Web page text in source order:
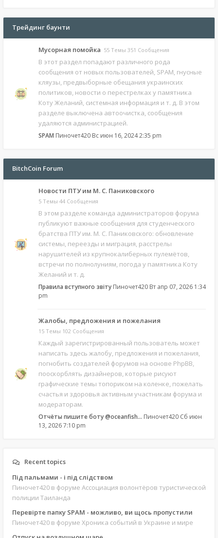
Трейдинг баунти
Мусорная помойка 55 Темы 351 Сообщения
В этот раздел попадают различного рода
сообщения от новых пользователей, SPAM, гнусные
кляузы, предвыборные обещания украинских
политиков, новости о перестрелках у памятника
Коту Желаний, системная информация и т. д. В этом
разделе выключена автоочистка, сообщения
удаляются администрацией.
SPAM Пиночет420 Вс июн 16, 2024 2:35 pm
BitchCoin Forum
Новости ПТУ им М. С. Паниковского
5 Темы 44 Сообщения
В этом разделе команда администраторов форума
публикуют важные сообщения для студенческого
братства ПТУ им. М. С. Паниковского: обновление
системы, переезды и миграция, расстрелы
нарушителей из крупнокалиберных пулемётов,
встречи по полнолуниям, погода у памятника Коту
Желаний и т. д.
Правила вступного звіту Пиночет420 Вт апр 07, 2026 1:34
pm
Жалобы, предложения и пожелания
15 Темы 102 Сообщения
Каждый зарегистрированный пользователь может
написать здесь жалобу, предложения и пожелания,
погнобить создателей форумов на основе PhpBB,
пооскорблять дизайнеров, которые рисуют
графические темы топориком на коленке, пожелать
счастья и здоровья активным участникам форума и
модераторам.
Отчёты пишите боту @oceanfish… Пиночет420 Сб июн
13, 2026 7:10 pm
Recent topics
Під пальмами - і під слідством
Пиночет420 в форуме Ассоциация волонтёров туристической
полиции Таиланда
Перевірте папку SPAM - можливо, ви щось пропустили
Пиночет420 в форуме Хроника событий в Украине и мире